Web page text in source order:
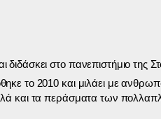
στο πανεπιστήμιο της
το 2010 και μιλάει με
και τα περάσματα των